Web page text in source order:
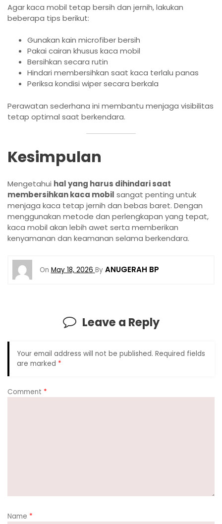
Agar kaca mobil tetap bersih dan jernih, lakukan
beberapa tips berikut:
Gunakan kain microfiber bersih
Pakai cairan khusus kaca mobil
Bersihkan secara rutin
Hindari membersihkan saat kaca terlalu panas
Periksa kondisi wiper secara berkala
Perawatan sederhana ini membantu menjaga visibilitas
tetap optimal saat berkendara.
Kesimpulan
Mengetahui hal yang harus dihindari saat
membersihkan kaca mobil sangat penting untuk
menjaga kaca tetap jernih dan bebas baret. Dengan
menggunakan metode dan perlengkapan yang tepat,
kaca mobil akan lebih awet serta memberikan
kenyamanan dan keamanan selama berkendara.
On May 18, 2026 By ANUGERAH BP
Leave a Reply
Your email address will not be published. Required fields
are marked *
Comment *
Name *